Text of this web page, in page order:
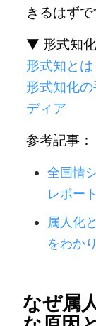
きるはずで
▼ 形式知
形式知とは
形式知化
ディア
参考記事：
全国情
レポート
属人化
をわか
なぜ属